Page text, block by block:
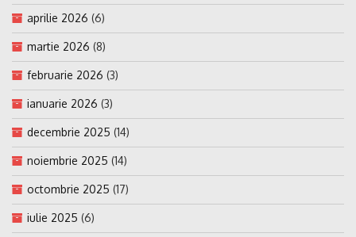
aprilie 2026 (6)
martie 2026 (8)
februarie 2026 (3)
ianuarie 2026 (3)
decembrie 2025 (14)
noiembrie 2025 (14)
octombrie 2025 (17)
iulie 2025 (6)